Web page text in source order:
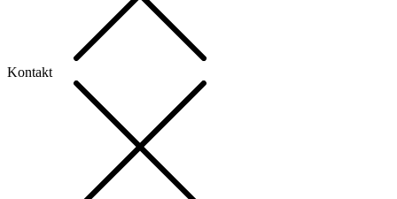
Kontakt